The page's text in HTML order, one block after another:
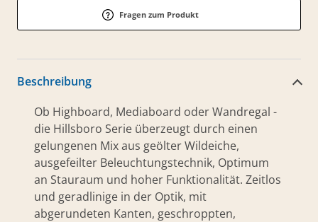
Fragen zum Produkt
Beschreibung
Ob Highboard, Mediaboard oder Wandregal -
die Hillsboro Serie überzeugt durch einen
gelungenen Mix aus geölter Wildeiche,
ausgefeilter Beleuchtungstechnik, Optimum
an Stauraum und hoher Funktionalität. Zeitlos
und geradlinige in der Optik, mit
abgerundeten Kanten, geschroppten,